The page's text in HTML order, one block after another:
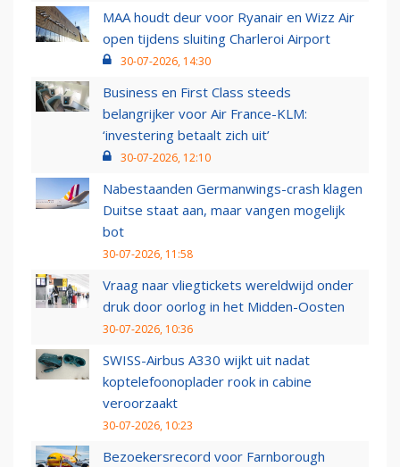
MAA houdt deur voor Ryanair en Wizz Air
open tijdens sluiting Charleroi Airport
30-07-2026, 14:30
Business en First Class steeds
belangrijker voor Air France-KLM:
‘investering betaalt zich uit’
30-07-2026, 12:10
Nabestaanden Germanwings-crash klagen
Duitse staat aan, maar vangen mogelijk
bot
30-07-2026, 11:58
Vraag naar vliegtickets wereldwijd onder
druk door oorlog in het Midden-Oosten
30-07-2026, 10:36
SWISS-Airbus A330 wijkt uit nadat
koptelefoonoplader rook in cabine
veroorzaakt
30-07-2026, 10:23
Bezoekersrecord voor Farnborough